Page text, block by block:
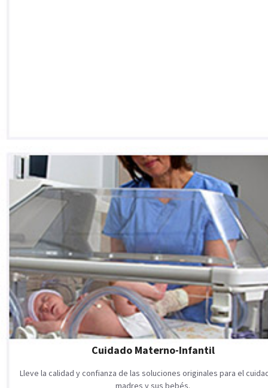
Cuidado Materno-Infantil
Lleve la calidad y confianza de las soluciones originales para el
madres y sus bebés.